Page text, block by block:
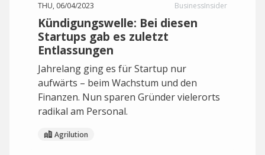
THU, 06/04/2023 BusinessInsider
Kündigungswelle: Bei diesen
Startups gab es zuletzt
Entlassungen
Jahrelang ging es für Startup nur
aufwärts – beim Wachstum und den
Finanzen. Nun sparen Gründer vielerorts
radikal am Personal.
Agrilution